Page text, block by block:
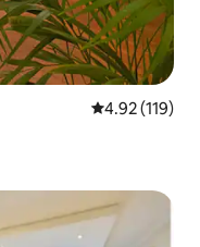
レビュー119
4.92 (119)